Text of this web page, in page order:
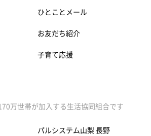
ひとことメール
お友だち紹介
子育て応援
万世帯が加入する生活協同組合です
パルシステム山梨 長野